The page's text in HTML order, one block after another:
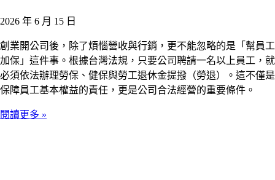
2026 年 6 月 15 日
創業開公司後，除了煩惱營收與行銷，更不能忽略的是「幫員工
加保」這件事。根據台灣法規，只要公司聘請一名以上員工，就
必須依法辦理勞保、健保與勞工退休金提撥（勞退）。這不僅是
保障員工基本權益的責任，更是公司合法經營的重要條件。
閱讀更多 »